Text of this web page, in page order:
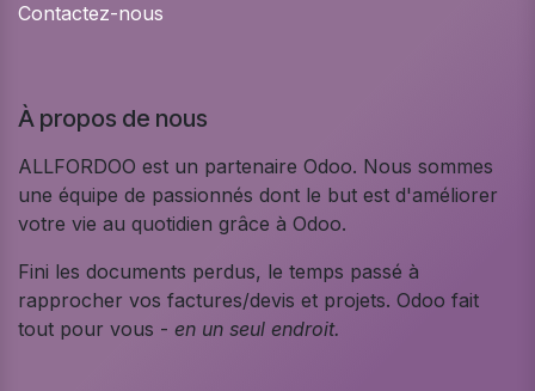
Contactez-nous
À propos de nous
ALLFORDOO est un partenaire Odoo. Nous sommes
une équipe de passionnés dont le but est d'améliorer
votre vie au quotidien grâce à Odoo.
Fini les documents perdus, le temps passé à
rapprocher vos factures/devis et projets. Odoo fait
tout pour vous - en un seul endroit.